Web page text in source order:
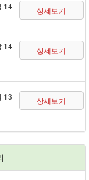
14
상세보기
14
상세보기
13
상세보기